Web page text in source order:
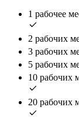
1 рабочее
2 рабочих
3 рабочих
5 рабочих
10 рабочих
20 рабочих